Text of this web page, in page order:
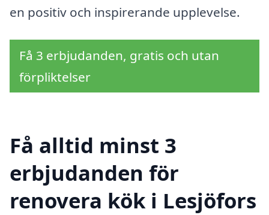
en positiv och inspirerande upplevelse.
Få 3 erbjudanden, gratis och utan
förpliktelser
Få alltid minst 3
erbjudanden för
renovera kök i Lesjöfors